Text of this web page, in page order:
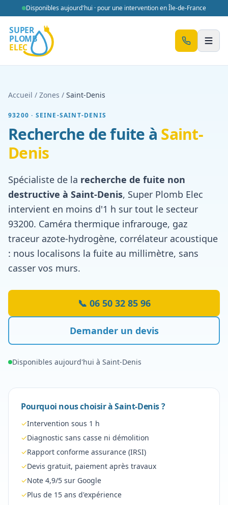
Aller au contenu
Disponibles aujourd'hui · pour une intervention en Île-de-France
Accueil / Zones / Saint-Denis
93200 · SEINE-SAINT-DENIS
Recherche de fuite à Saint-
Denis
Spécialiste de la recherche de fuite non
destructive à Saint-Denis, Super Plomb Elec
intervient en moins d'1 h sur tout le secteur
93200. Caméra thermique infrarouge, gaz
traceur azote-hydrogène, corrélateur acoustique
: nous localisons la fuite au millimètre, sans
casser vos murs.
📞 06 50 32 85 96
Demander un devis
Disponibles aujourd'hui à Saint-Denis
Pourquoi nous choisir àSaint-Denis?
✓Intervention sous 1 h
✓Diagnostic sans casse ni démolition
✓Rapport conforme assurance (IRSI)
✓Devis gratuit, paiement après travaux
✓Note 4,9/5 sur Google
✓Plus de 15 ans d'expérience